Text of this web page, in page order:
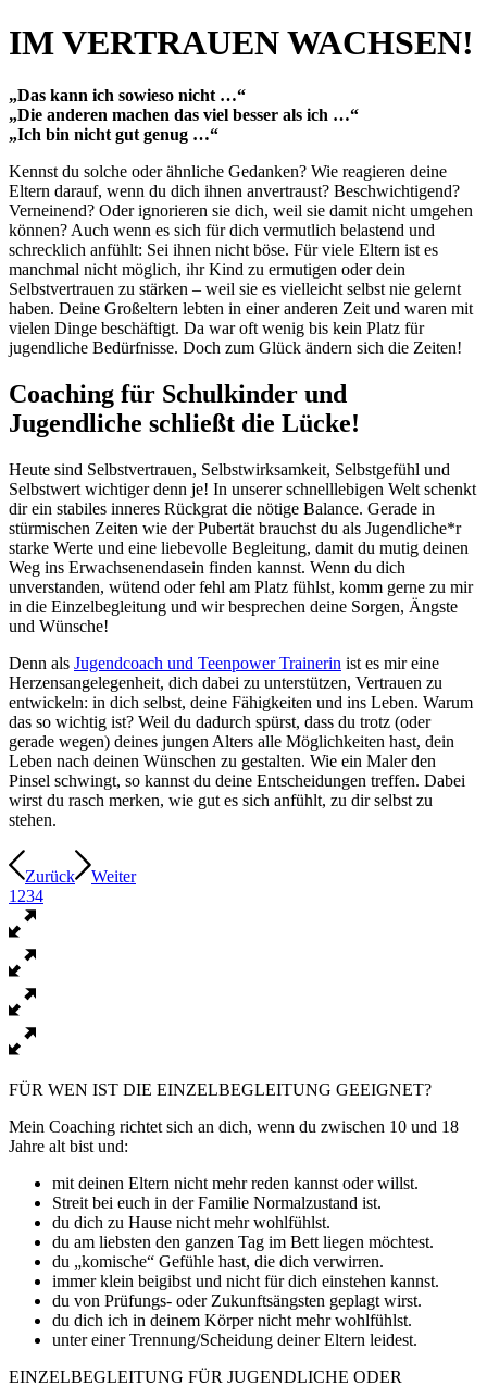
IM VERTRAUEN WACHSEN!
„Das kann ich sowieso nicht …“
„Die anderen machen das viel besser als ich …“
„Ich bin nicht gut genug …“
Kennst du solche oder ähnliche Gedanken? Wie reagieren deine
Eltern darauf, wenn du dich ihnen anvertraust? Beschwichtigend?
Verneinend? Oder ignorieren sie dich, weil sie damit nicht umgehen
können? Auch wenn es sich für dich vermutlich belastend und
schrecklich anfühlt: Sei ihnen nicht böse. Für viele Eltern ist es
manchmal nicht möglich, ihr Kind zu ermutigen oder dein
Selbstvertrauen zu stärken – weil sie es vielleicht selbst nie gelernt
haben. Deine Großeltern lebten in einer anderen Zeit und waren mit
vielen Dinge beschäftigt. Da war oft wenig bis kein Platz für
jugendliche Bedürfnisse. Doch zum Glück ändern sich die Zeiten!
Coaching für Schulkinder und
Jugendliche schließt die Lücke!
Heute sind Selbstvertrauen, Selbstwirksamkeit, Selbstgefühl und
Selbstwert wichtiger denn je! In unserer schnelllebigen Welt schenkt
dir ein stabiles inneres Rückgrat die nötige Balance. Gerade in
stürmischen Zeiten wie der Pubertät brauchst du als Jugendliche*r
starke Werte und eine liebevolle Begleitung, damit du mutig deinen
Weg ins Erwachsenendasein finden kannst. Wenn du dich
unverstanden, wütend oder fehl am Platz fühlst, komm gerne zu mir
in die Einzelbegleitung und wir besprechen deine Sorgen, Ängste
und Wünsche!
Denn als Jugendcoach und Teenpower Trainerin ist es mir eine
Herzensangelegenheit, dich dabei zu unterstützen, Vertrauen zu
entwickeln: in dich selbst, deine Fähigkeiten und ins Leben. Warum
das so wichtig ist? Weil du dadurch spürst, dass du trotz (oder
gerade wegen) deines jungen Alters alle Möglichkeiten hast, dein
Leben nach deinen Wünschen zu gestalten. Wie ein Maler den
Pinsel schwingt, so kannst du deine Entscheidungen treffen. Dabei
wirst du rasch merken, wie gut es sich anfühlt, zu dir selbst zu
stehen.
Zurück
Weiter
1 234
FÜR WEN IST DIE EINZELBEGLEITUNG GEEIGNET?
Mein Coaching richtet sich an dich, wenn du zwischen 10 und 18
Jahre alt bist und:
mit deinen Eltern nicht mehr reden kannst oder willst.
Streit bei euch in der Familie Normalzustand ist.
du dich zu Hause nicht mehr wohlfühlst.
du am liebsten den ganzen Tag im Bett liegen möchtest.
du „komische“ Gefühle hast, die dich verwirren.
immer klein beigibst und nicht für dich einstehen kannst.
du von Prüfungs- oder Zukunftsängsten geplagt wirst.
du dich ich in deinem Körper nicht mehr wohlfühlst.
unter einer Trennung/Scheidung deiner Eltern leidest.
EINZELBEGLEITUNG FÜR JUGENDLICHE ODER